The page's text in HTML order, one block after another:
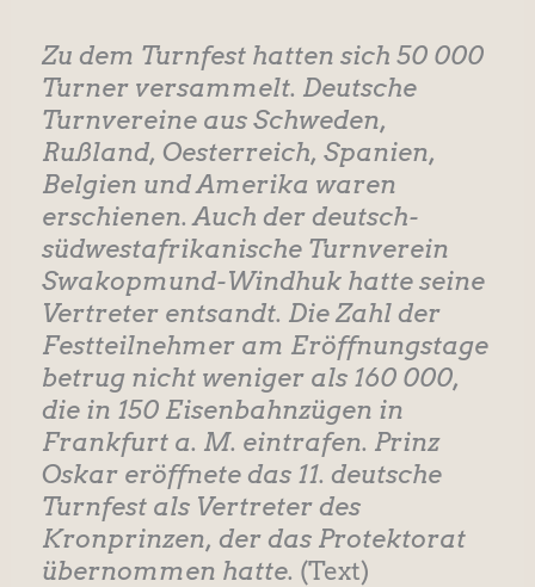
Zu dem Turnfest hatten sich 50 000
Turner versammelt. Deutsche
Turnvereine aus Schweden,
Rußland, Oesterreich, Spanien,
Belgien und Amerika waren
erschienen. Auch der deutsch-
südwestafrikanische Turnverein
Swakopmund-Windhuk hatte seine
Vertreter entsandt. Die Zahl der
Festteilnehmer am Eröffnungstage
betrug nicht weniger als 160 000,
die in 150 Eisenbahnzügen in
Frankfurt a. M. eintrafen. Prinz
Oskar eröffnete das 11. deutsche
Turnfest als Vertreter des
Kronprinzen, der das Protektorat
übernommen hatte. (Text)